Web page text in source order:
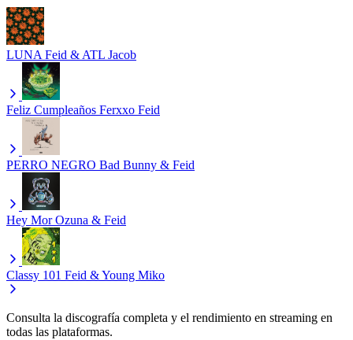
LUNA Feid & ATL Jacob
Feliz Cumpleaños Ferxxo Feid
PERRO NEGRO Bad Bunny & Feid
Hey Mor Ozuna & Feid
Classy 101 Feid & Young Miko
Consulta la discografía completa y el rendimiento en streaming en
todas las plataformas.